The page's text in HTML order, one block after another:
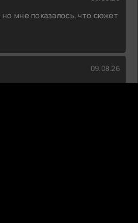
но мне показалось, что сюжет
09.08.26
но мне показалось, что это